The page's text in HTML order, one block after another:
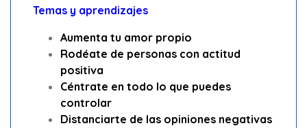
Temas y aprendizajes
Aumenta tu amor propio
Rodéate de personas con actitud
positiva
Céntrate en todo lo que puedes
controlar
Distanciarte de las opiniones negativas